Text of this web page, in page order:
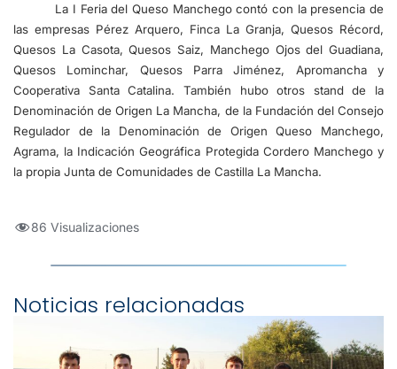
La I Feria del Queso Manchego contó con la presencia de
las empresas Pérez Arquero, Finca La Granja, Quesos Récord,
Quesos La Casota, Quesos Saiz, Manchego Ojos del Guadiana,
Quesos Lominchar, Quesos Parra Jiménez, Apromancha y
Cooperativa Santa Catalina. También hubo otros stand de la
Denominación de Origen La Mancha, de la Fundación del Consejo
Regulador de la Denominación de Origen Queso Manchego,
Agrama, la Indicación Geográfica Protegida Cordero Manchego y
la propia Junta de Comunidades de Castilla La Mancha.
86 Visualizaciones
Noticias relacionadas